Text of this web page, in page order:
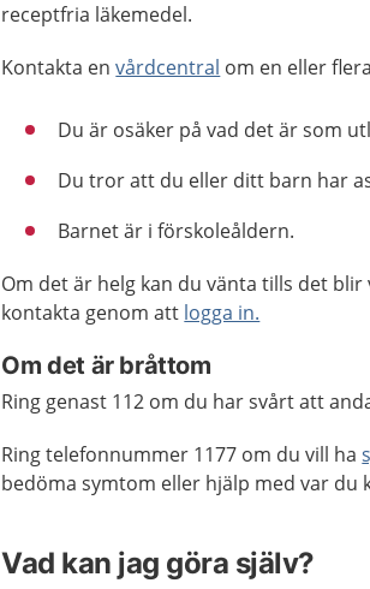
receptfria läkemedel.
Kontakta envårdcentral om en eller
Du är osäker på vad det är som
Du tror att du eller ditt barn har
Barnet är i förskoleåldern.
Om det är helg kan du vänta tills det
kontakta genom att logga in.
Om det är bråttom
Ring genast 112 om du har svårt att
Ring telefonnummer 1177 om du vill ha
bedöma symtom eller hjälp med var du
Vad kan jag göra själv?